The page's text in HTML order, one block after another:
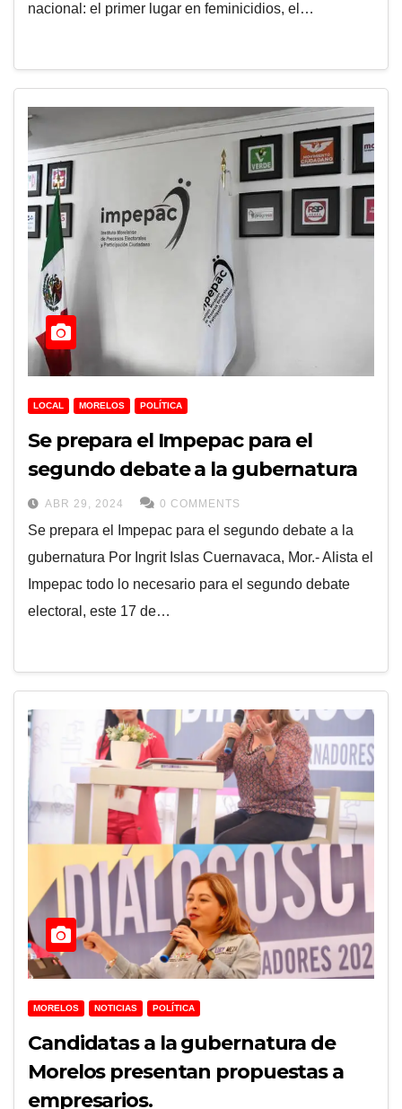
nacional: el primer lugar en feminicidios, el…
LOCAL MORELOS POLÍTICA
Se prepara el Impepac para el
segundo debate a la gubernatura
ABR 29, 2024 0 COMMENTS
Se prepara el Impepac para el segundo debate a la
gubernatura Por Ingrit Islas Cuernavaca, Mor.- Alista el
Impepac todo lo necesario para el segundo debate
electoral, este 17 de…
MORELOS NOTICIAS POLÍTICA
Candidatas a la gubernatura de
Morelos presentan propuestas a
empresarios.